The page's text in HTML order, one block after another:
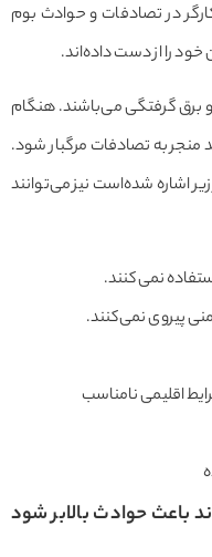
کارگر در تصادفات و حوادث بوم
گرفتگی می‌باشند. هنگام
به تصادفات مرگبار شود.
شده‌است نیز می‌توانند
نمی‌کنند.
نمی‌کنند.
نامناسب
حوادث بالابر شود